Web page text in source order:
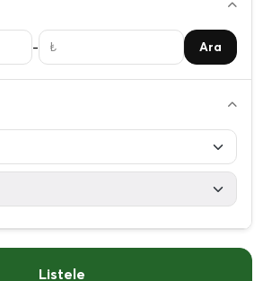
- Ara
Listele